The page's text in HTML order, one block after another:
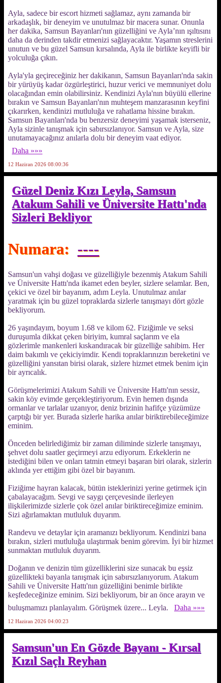
Ayla, sadece bir escort hizmeti sağlamaz, aynı zamanda bir
arkadaşlık, bir deneyim ve unutulmaz bir macera sunar. Onunla
her dakika, Samsun Bayanları'nın güzelliğini ve Ayla’nın ışıltısını
daha da derinden takdir etmenizi sağlayacaktır. Yaşamın streslerini
unutun ve bu güzel Samsun kırsalında, Ayla ile birlikte keyifli bir
yolculuğa çıkın.
Ayla'yla geçireceğiniz her dakikanın, Samsun Bayanları'nda sakin
bir yürüyüş kadar özgürleştirici, huzur verici ve memnuniyet dolu
olacağından emin olabilirsiniz. Kendinizi Ayla'nın büyülü ellerine
bırakın ve Samsun Bayanları'nın muhteşem manzarasının keyfini
çıkarırken, kendinizi mutluluğa ve rahatlama hissine bırakın.
Samsun Bayanları'nda bu benzersiz deneyimi yaşamak isterseniz,
Ayla sizinle tanışmak için sabırsızlanıyor. Samsun ve Ayla, size
unutamayacağınız anılarla dolu bir deneyim vaat ediyor.
Daha »»»
12 Haziran 2026 08:00:36
Güzel Deniz Kızı Leyla, Samsun
Atakum Sahili ve Üniversite Hattı'nda
Sizleri Bekliyor
Numara: ----
Samsun'un vahşi doğası ve güzelliğiyle bezenmiş Atakum Sahili
ve Üniversite Hattı'nda ikamet eden beyler, sizlere selamlar. Ben,
çekici ve özel bir bayanım, adım Leyla. Unutulmaz anılar
yaratmak için bu güzel topraklarda sizlerle tanışmayı dört gözle
bekliyorum.
26 yaşındayım, boyum 1.68 ve kilom 62. Fiziğimle ve seksi
duruşumla dikkat çeken biriyim, kumral saçlarım ve ela
gözlerimle mankenleri kıskandıracak bir güzelliğe sahibim. Her
daim bakımlı ve çekiciyimdir. Kendi topraklarınızın bereketini ve
güzelliğini yansıtan birisi olarak, sizlere hizmet etmek benim için
bir ayrıcalık.
Görüşmelerimizi Atakum Sahili ve Üniversite Hattı'nın sessiz,
sakin köy evimde gerçekleştiriyorum. Evin hemen dışında
ormanlar ve tarlalar uzanıyor, deniz brizinin hafifçe yüzümüze
çarptığı bir yer. Burada sizlerle harika anılar biriktirebileceğimize
eminim.
Önceden belirlediğimiz bir zaman diliminde sizlerle tanışmayı,
şehvet dolu saatler geçirmeyi arzu ediyorum. Erkeklerin ne
istediğini bilen ve onları tatmin etmeyi başaran biri olarak, sizlerin
aklında yer ettiğim gibi özel bir bayanım.
Fiziğime hayran kalacak, bütün isteklerinizi yerine getirmek için
çabalayacağım. Sevgi ve saygı çerçevesinde ilerleyen
ilişkilerimizde sizlerle çok özel anılar biriktireceğimize eminim.
Sizi ağırlamaktan mutluluk duyarım.
Randevu ve detaylar için aramanızı bekliyorum. Kendinizi bana
bırakın, sizleri mutluluğa ulaştırmak benim görevim. İyi bir hizmet
sunmaktan mutluluk duyarım.
Doğanın ve denizin tüm güzelliklerini size sunacak bu eşsiz
güzellikteki bayanla tanışmak için sabırsızlanıyorum. Atakum
Sahili ve Üniversite Hattı'nın güzelliğini benimle birlikte
keşfedeceğinize eminim. Sizi bekliyorum, bir an önce arayın ve
buluşmamızı planlayalım. Görüşmek üzere... Leyla.
Daha »»»
12 Haziran 2026 04:00:23
Samsun'un En Gözde Bayanı - Kırsal
Kızıl Saçlı Reyhan